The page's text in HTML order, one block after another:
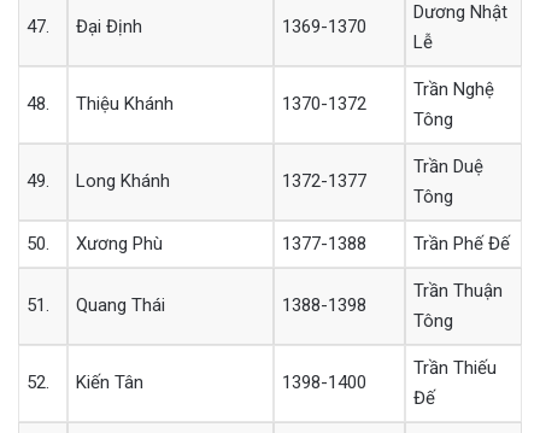
47. Đại Định 1369-1370
Dương Nhật
Lễ
48. Thiệu Khánh 1370-1372
Trần Nghệ
Tông
49. Long Khánh 1372-1377
Trần Duệ
Tông
50. Xương Phù 1377-1388 Trần Phế Đế
51. Quang Thái 1388-1398
Trần Thuận
Tông
52. Kiến Tân 1398-1400
Trần Thiếu
Đế